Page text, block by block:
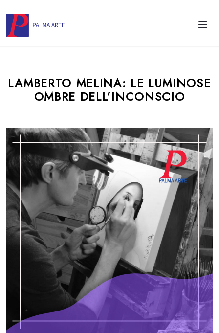
LAMBERTO MELINA: LE LUMINOSE
OMBRE DELL’INCONSCIO